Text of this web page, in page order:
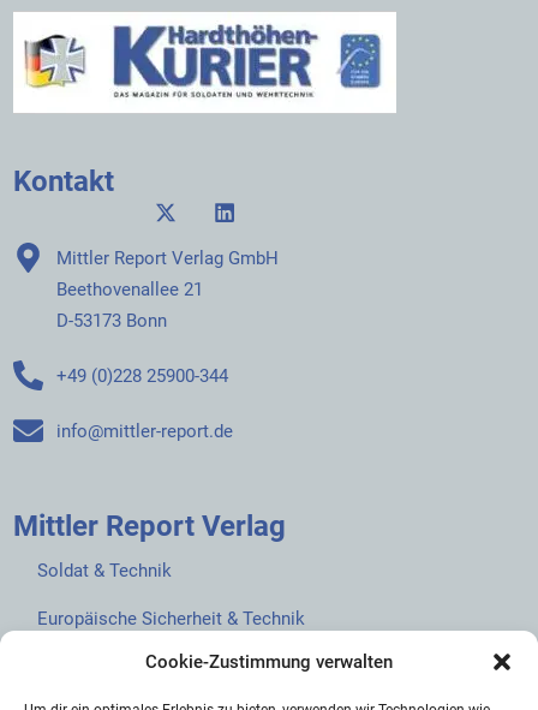
Cookie-Zustimmung verwalten
Kontakt
Mittler Report Verlag GmbH
Beethovenallee 21
D-53173 Bonn
+49 (0)228 25900-344
info@mittler-report.de
Mittler Report Verlag
Soldat & Technik
Europäische Sicherheit & Technik
European Security & Defence